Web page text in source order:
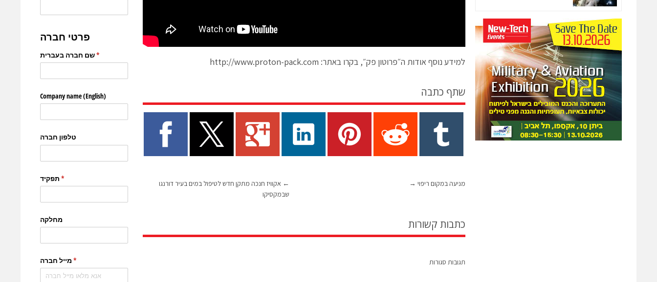
למידע נוסף אודות ה״פרוטון פק״, בקרו באתר: http://www.proton-pack.com
שתף כתבה
← אקוויז חנכה מתקן חדש לטיפול במים בעיר דורנגו
שבמקסיקו
מניעה במקום ריפוי →
כתבות קשורות
תגובות סגורות